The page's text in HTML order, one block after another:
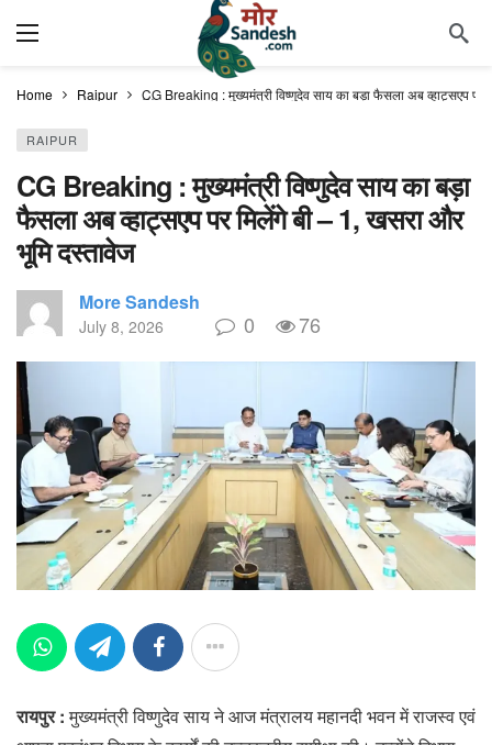
Home Raipur CG Breaking : मुख्यमंत्री विष्णुदेव साय का बड़ा फैसला अब व्हाट्सएप पर
RAIPUR
CG Breaking : मुख्यमंत्री विष्णुदेव साय का बड़ा
फैसला अब व्हाट्सएप पर मिलेंगे बी – 1, खसरा और
भूमि दस्तावेज
More Sandesh
July 8, 2026 0 76
रायपुर :मुख्यमंत्री विष्णुदेव साय ने आज मंत्रालय महानदी भवन में राजस्व एवं